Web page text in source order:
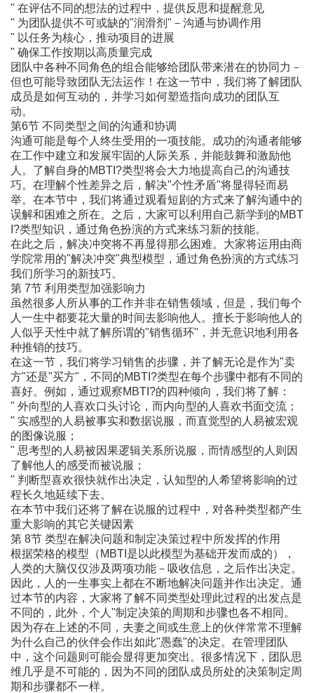
" 在评估不同的想法的过程中，提供反思和提醒意见
" 为团队提供不可或缺的"润滑剂"－沟通与协调作用
" 以任务为核心，推动项目的进展
" 确保工作按期以高质量完成
团队中各种不同角色的组合能够给团队带来潜在的协同力－
但也可能导致团队无法运作！在这一节中，我们将了解团队
成员是如何互动的，并学习如何塑造指向成功的团队互
动。
第6节 不同类型之间的沟通和协调
沟通可能是每个人终生受用的一项技能。成功的沟通者能够
在工作中建立和发展牢固的人际关系，并能鼓舞和激励他
人。了解自身的MBTI?类型将会大力地提高自己的沟通技
巧。在理解个性差异之后，解决"个性矛盾"将显得轻而易
举。在本节中，我们将通过观看短剧的方式来了解沟通中的
误解和困难之所在。之后，大家可以利用自己新学到的MBT
I?类型知识，通过角色扮演的方式来练习新的技能。
在此之后，解决冲突将不再显得那么困难。大家将运用由商
学院常用的"解决冲突"典型模型，通过角色扮演的方式练习
我们所学习的新技巧。
第 7节 利用类型加强影响力
虽然很多人所从事的工作并非在销售领域，但是，我们每个
人一生中都要花大量的时间去影响他人。擅长于影响他人的
人似乎天性中就了解所谓的"销售循环"，并无意识地利用各
种推销的技巧。
在这一节，我们将学习销售的步骤，并了解无论是作为"卖
方"还是"买方"，不同的MBTI?类型在每个步骤中都有不同的
喜好。例如，通过观察MBTI?的四种倾向，我们将了解：
" 外向型的人喜欢口头讨论，而内向型的人喜欢书面交流；
" 实感型的人易被事实和数据说服，而直觉型的人易被宏观
的图像说服；
" 思考型的人易被因果逻辑关系所说服，而情感型的人则因
了解他人的感受而被说服；
" 判断型喜欢很快就作出决定，认知型的人希望将影响的过
程长久地延续下去。
在本节中我们还将了解在说服的过程中，对各种类型都产生
重大影响的其它关键因素
第 8节 类型在解决问题和制定决策过程中所发挥的作用
根据荣格的模型（MBTI是以此模型为基础开发而成的），
人类的大脑仅仅涉及两项功能－吸收信息，之后作出决定。
因此，人的一生事实上都在不断地解决问题并作出决定。通
过本节的内容，大家将了解不同类型处理此过程的出发点是
不同的，此外，个人"制定决策的周期和步骤也各不相同。
因为存在上述的不同，夫妻之间或生意上的伙伴常常不理解
为什么自己的伙伴会作出如此"愚蠢"的决定。在管理团队
中，这个问题则可能会显得更加突出。很多情况下，团队思
维几乎是不可能的，因为不同的团队成员所处的决策制定周
期和步骤都不一样。